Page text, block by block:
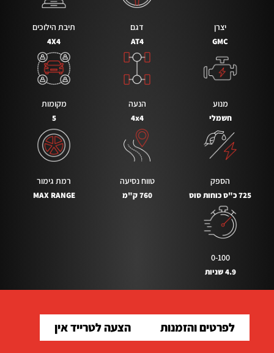
יצרן
GMC
דגם
AT4
תיבת הילוכים
4X4
מנוע
חשמלי
הנעה
4x4
מקומות
5
הספק
725 כ"ס כוחות סוס
טווח נסיעה
760 ק"מ
רמת גימור
MAX RANGE
0-100
4.9 שניות
לפרטים והזמנות הצעה לטרייד אין